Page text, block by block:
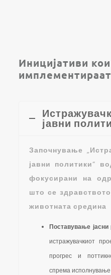
Иницијативи
јавни
Започнување„
јавни политики“
фокусирани на
што се
животната средина
Поставување јасни
истражувачкиот
прогрес и
спрема